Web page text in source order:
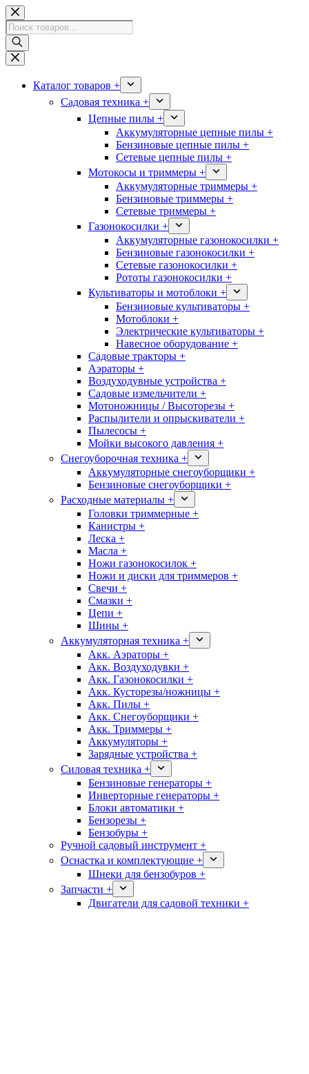
Перейти
к
сути
Поиск
товаров
Каталог товаров +
Садовая техника +
Цепные пилы +
Аккумуляторные цепные пилы +
Бензиновые цепные пилы +
Сетевые цепные пилы +
Мотокосы и триммеры +
Аккумуляторные триммеры +
Бензиновые триммеры +
Сетевые триммеры +
Газонокосилки +
Аккумуляторные газонокосилки +
Бензиновые газонокосилки +
Сетевые газонокосилки +
Рототы газонокосилки +
Культиваторы и мотоблоки +
Бензиновые культиваторы +
Мотоблоки +
Электрические культиваторы +
Навесное оборудование +
Садовые тракторы +
Аэраторы +
Воздуходувные устройства +
Садовые измельчители +
Мотоножницы / Высоторезы +
Распылители и опрыскиватели +
Пылесосы +
Мойки высокого давления +
Снегоуборочная техника +
Аккумуляторные снегоуборщики +
Бензиновые снегоуборщики +
Расходные материалы +
Головки триммерные +
Канистры +
Леска +
Масла +
Ножи газонокосилок +
Ножи и диски для триммеров +
Свечи +
Смазки +
Цепи +
Шины +
Аккумуляторная техника +
Акк. Аэраторы +
Акк. Воздуходувки +
Акк. Газонокосилки +
Акк. Кусторезы/ножницы +
Акк. Пилы +
Акк. Снегоуборщики +
Акк. Триммеры +
Аккумуляторы +
Зарядные устройства +
Силовая техника +
Бензиновые генераторы +
Инверторные генераторы +
Блоки автоматики +
Бензорезы +
Бензобуры +
Ручной садовый инструмент +
Оснастка и комплектующие +
Шнеки для бензобуров +
Запчасти +
Двигатели для садовой техники +